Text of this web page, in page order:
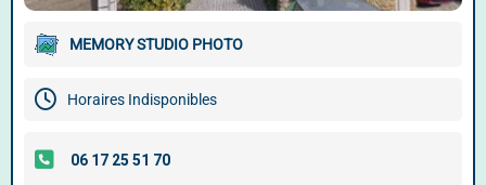
MEMORY STUDIO PHOTO
Horaires Indisponibles